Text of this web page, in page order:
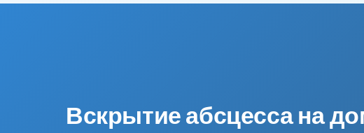
Вскрытие абсцесса на